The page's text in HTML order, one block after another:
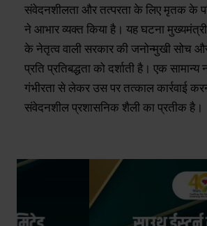
संवेदनशीलता और तत्परता के लिए मृतक के
ने आभार व्यक्त किया है। यह घटना मुख्यमंत्री
के नेतृत्व वाली सरकार की जनोन्मुखी सोच
प्रति प्रतिबद्धता को दर्शाती है। एक
गंभीरता से लेकर उस पर तत्काल कार्रवाई
संवेदनशील प्रशासनिक शैली का प्रतीक है।